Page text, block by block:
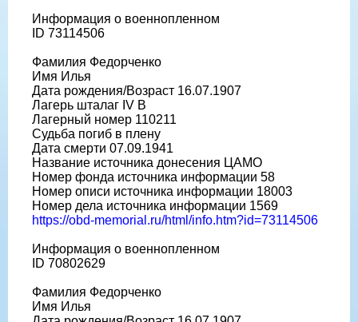
Информация о военнопленном
ID 73114506
Фамилия Федорченко
Имя Илья
Дата рождения/Возраст 16.07.1907
Лагерь шталаг IV В
Лагерный номер 110211
Судьба погиб в плену
Дата смерти 07.09.1941
Название источника донесения ЦАМО
Номер фонда источника информации 58
Номер описи источника информации 18003
Номер дела источника информации 1569
https://obd-memorial.ru/html/info.htm?id=73114506
Информация о военнопленном
ID 70802629
Фамилия Федорченко
Имя Илья